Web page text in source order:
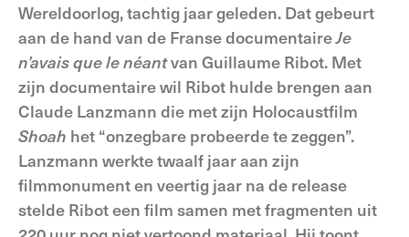
Wereldoorlog, tachtig jaar geleden. Dat gebeurt
aan de hand van de Franse documentaireJe
n’avaisquelenéantvan Guillaume Ribot. Met
zijn documentaire wil Ribot hulde brengen aan
Claude Lanzmann die met zijn Holocaustfilm
Shoah het “onzegbare probeerde te zeggen”.
Lanzmann werkte twaalf jaar aan zijn
filmmonument en veertig jaar na de release
stelde Ribot een film samen met fragmenten uit